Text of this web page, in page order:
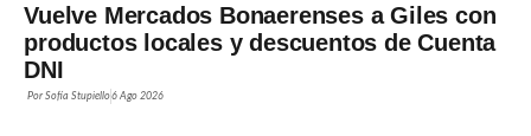
Vuelve Mercados Bonaerenses a Giles con
productos locales y descuentos de Cuenta
DNI
PorSofía Stupiello6 Ago 2026